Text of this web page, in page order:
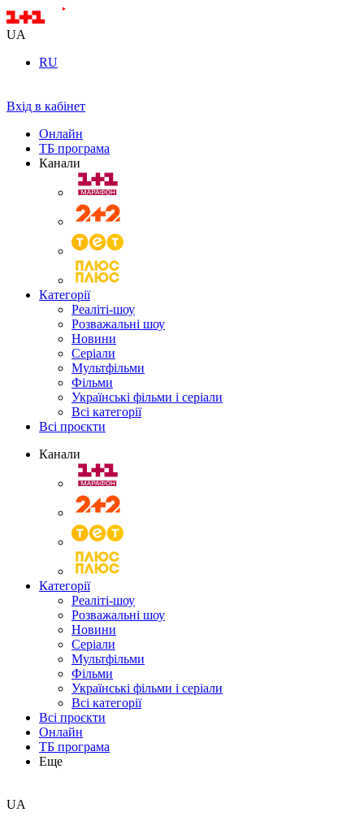
UA
RU
Вхід в кабінет
Онлайн
ТБ програма
Канали
Категорії
Реаліті-шоу
Розважальні шоу
Новини
Серіали
Мультфільми
Фільми
Українські фільми і серіали
Всі категорії
Всі проєкти
Канали
Категорії
Реаліті-шоу
Розважальні шоу
Новини
Серіали
Мультфільми
Фільми
Українські фільми і серіали
Всі категорії
Всі проєкти
Онлайн
ТБ програма
Еще
UA